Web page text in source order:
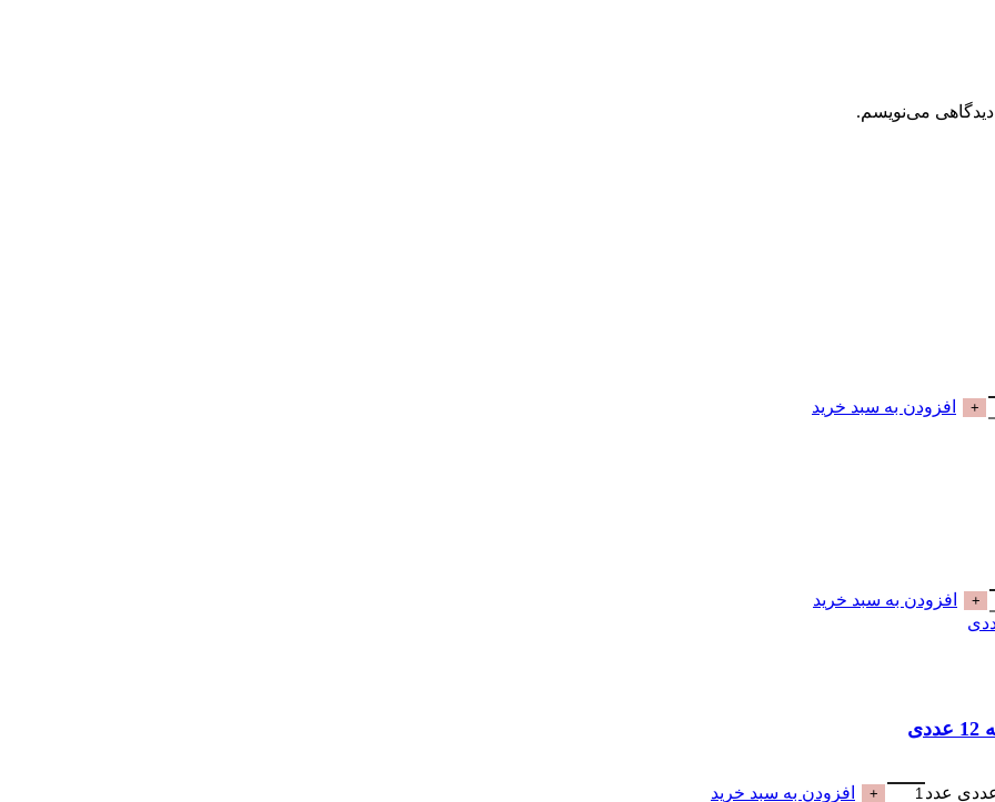
دیدگاهی می‌نویسم.
افزودن به سبد خرید
افزودن به سبد خرید
افزودن به سبد خرید